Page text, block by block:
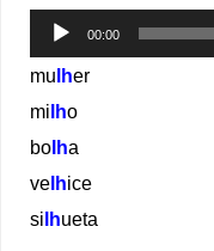
Tocador
de
00:00
mulher
milho
bolha
velhice
silhueta